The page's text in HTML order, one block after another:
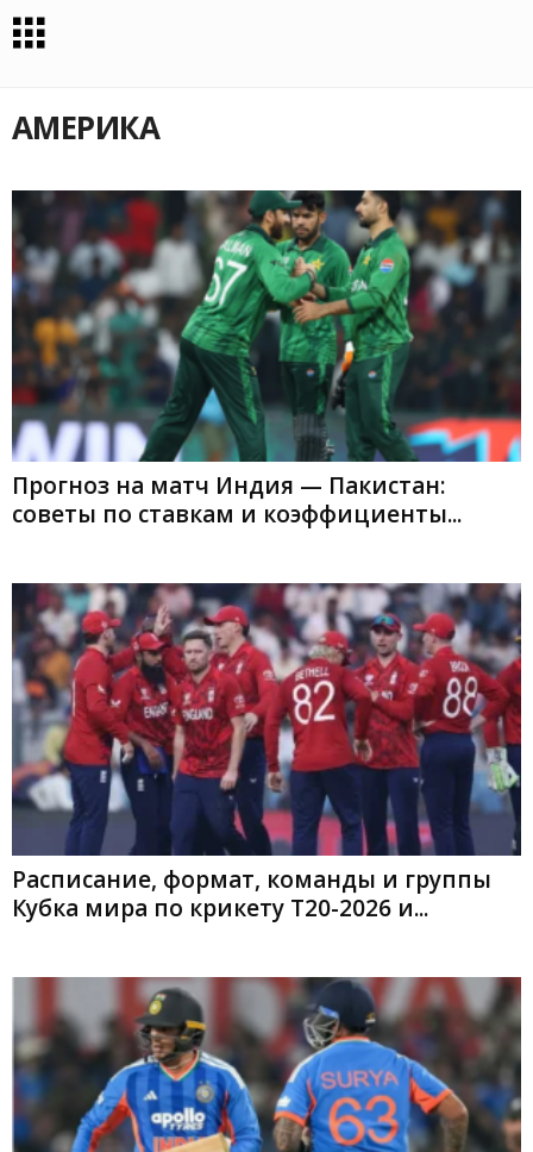
АМЕРИКА
Прогноз на матч Индия — Пакистан:
советы по ставкам и коэффициенты...
Расписание, формат, команды и группы
Кубка мира по крикету T20-2026 и...